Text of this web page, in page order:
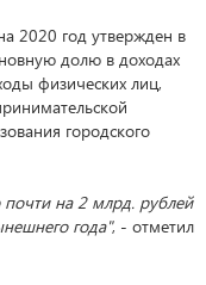
2020 год утвержден в
долю в доходах
физических лиц,
городского
почти на 2 млрд. рублей
года", - отметил